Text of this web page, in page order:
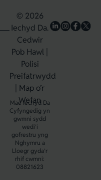
© 2026
Iechyd Da.
Cedwir
Pob Hawl |
Polisi
Preifatrwydd
Map o’r
Wefan
Mae Iechyd Da
Cyfyngedig yn
gwmni sydd
wedi’i
gofrestru yng
Nghymru a
Lloegr gyda’r
rhif cwmni:
08821623